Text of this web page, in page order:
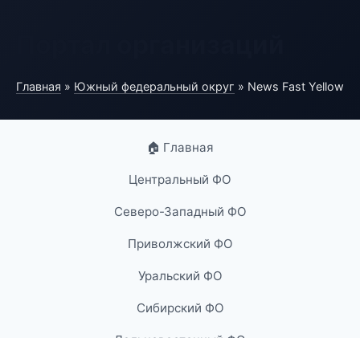
Главная » Южный федеральный округ » News Fast Yellow
🏠 Главная
Центральный ФО
Северо-Западный ФО
Приволжский ФО
Уральский ФО
Сибирский ФО